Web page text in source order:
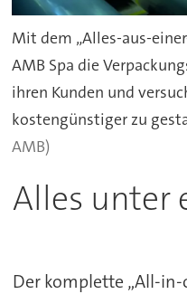
Mit dem „Alles-aus-
AMB Spa die
ihren Kunden und
kostengünstiger zu
AMB)
Alles unter
Der komplette „All-in-